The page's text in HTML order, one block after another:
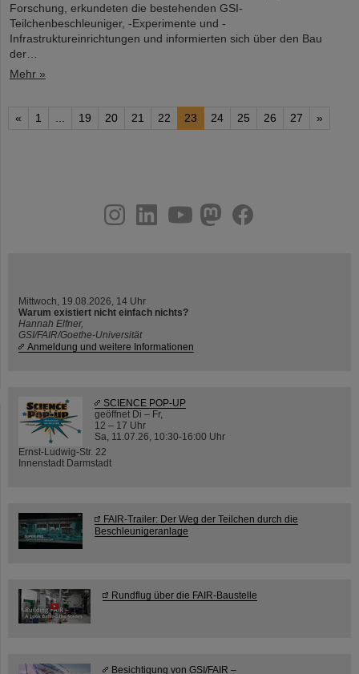
Forschung, erkundeten die bestehenden GSI-
Teilchenbeschleuniger, -Experimente und -
Infrastruktureinrichtungen und informierten sich über den Bau
der…
Mehr »
« 1 19 20 21 22 23 24 25 26 27 »
youtube
helmholtz.social
facebook
Mittwoch, 19.08.2026, 14 Uhr
Warum existiert nicht einfach nichts?
Hannah Elfner,
GSI/FAIR/Goethe-Universität
Anmeldung und weitere Informationen
SCIENCE POP-UP
geöffnet Di – Fr,
12 – 17 Uhr
Sa, 11.07.26, 10:30-16:00 Uhr
Ernst-Ludwig-Str. 22
Innenstadt Darmstadt
FAIR-Trailer: Der Weg der Teilchen durch die
Beschleunigeranlage
Rundflug über die FAIR-Baustelle
Besichtigung von GSI/FAIR –